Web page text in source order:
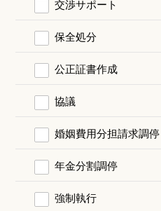
交渉サポート
保全処分
公正証書作成
協議
婚姻費用分担請求調停
年金分割調停
強制執行